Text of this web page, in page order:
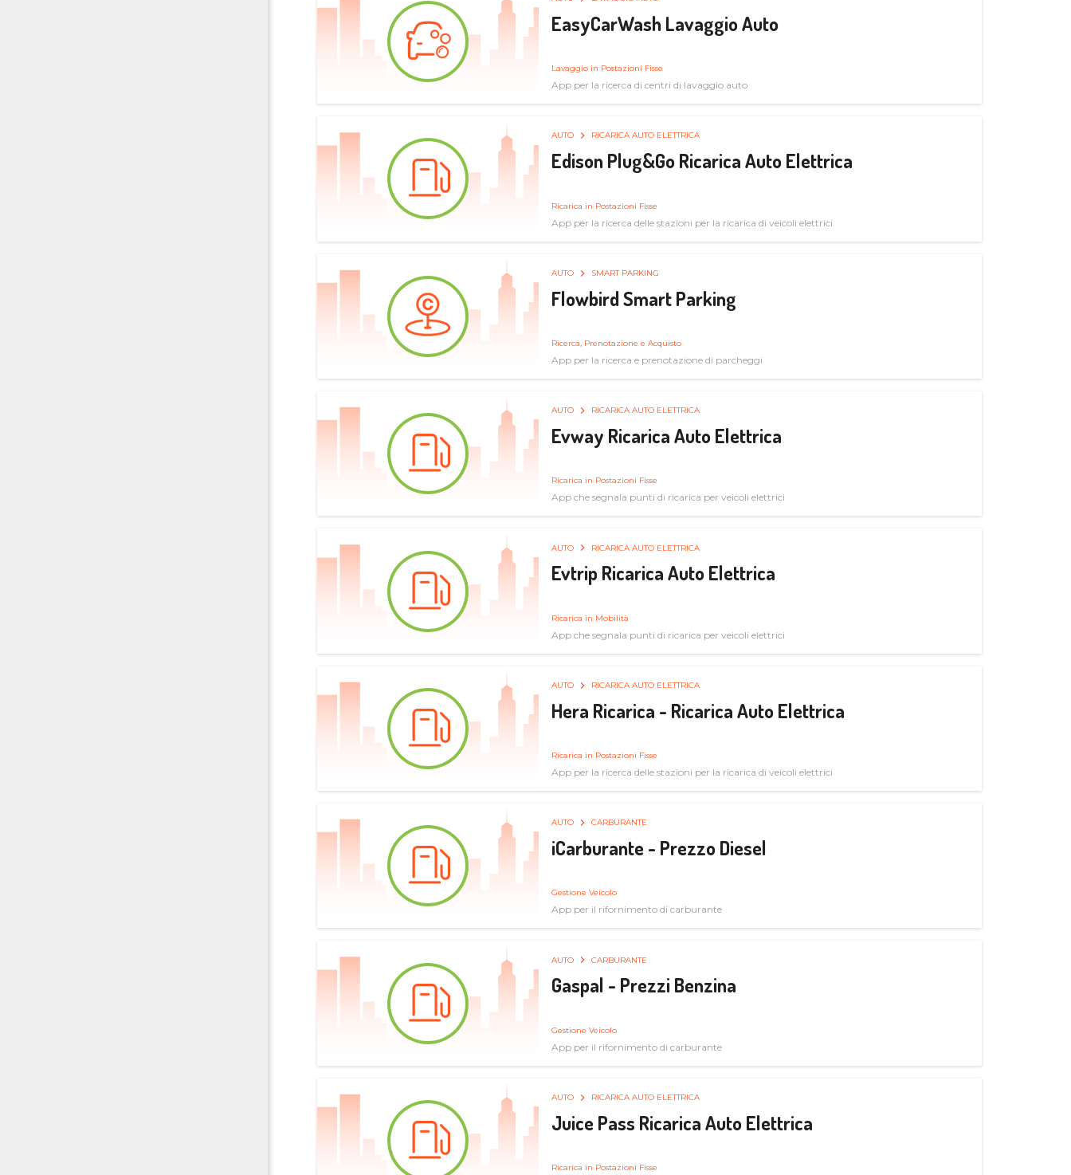
EasyCarWash Lavaggio Auto
Lavaggio in Postazioni Fisse
App per la ricerca di centri di lavaggio auto
AUTO RICARICA AUTO ELETTRICA
Edison Plug&Go Ricarica Auto Elettrica
Ricarica in Postazioni Fisse
App per la ricerca delle stazioni per la ricarica di veicoli elettrici
AUTO SMART PARKING
Flowbird Smart Parking
Ricerca, Prenotazione e Acquisto
App per la ricerca e prenotazione di parcheggi
AUTO RICARICA AUTO ELETTRICA
Evway Ricarica Auto Elettrica
Ricarica in Postazioni Fisse
App che segnala punti di ricarica per veicoli elettrici
AUTO RICARICA AUTO ELETTRICA
Evtrip Ricarica Auto Elettrica
Ricarica in Mobilità
App che segnala punti di ricarica per veicoli elettrici
AUTO RICARICA AUTO ELETTRICA
Hera Ricarica - Ricarica Auto Elettrica
Ricarica in Postazioni Fisse
App per la ricerca delle stazioni per la ricarica di veicoli elettrici
AUTO CARBURANTE
iCarburante - Prezzo Diesel
Gestione Veicolo
App per il rifornimento di carburante
AUTO CARBURANTE
Gaspal - Prezzi Benzina
Gestione Veicolo
App per il rifornimento di carburante
AUTO RICARICA AUTO ELETTRICA
Juice Pass Ricarica Auto Elettrica
Ricarica in Postazioni Fisse